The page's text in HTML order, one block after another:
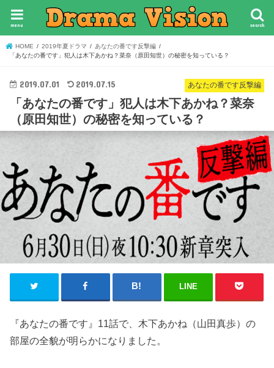
search
menu
HOME 2019年夏ドラマ
あなたの番です反撃編
「あなたの番です」犯人は木下あかね？菜奈（原田知世）の秘密を知っている？
あなたの番です反撃編
2019.07.01 2019.07.15
「あなたの番です」犯人は木下あかね？菜奈
（原田知世）の秘密を知っている？
LINE
『あなたの番です』11話で、木下あかね（山田真歩）の
部屋の全貌が明らかになりました。